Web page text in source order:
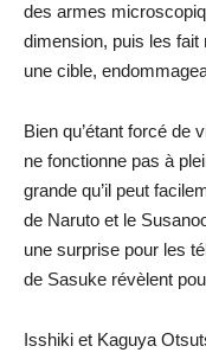
des armes
dimension, puis les fait
une cible,
Bien qu’étant forcé de
ne fonctionne pas à
grande qu’il peut
de Naruto et le
une surprise pour les
de Sasuke révèlent
Isshiki et Kaguya